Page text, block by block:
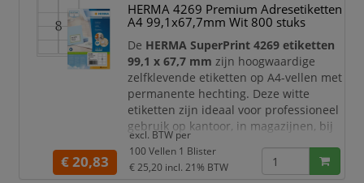
Dankzij het formaat van105 x 148 mm
bieden deze A6 etiketten veel ruimte
voor adressen, barcodes, ar
HERMA 4269 Premium Adresetiketten
A4 99,1x67,7mm Wit 800 stuks
De HERMA SuperPrint 4269 etiketten
99,1 x 67,7 mm zijn hoogwaardige
zelfklevende etiketten op A4-vellen met
permanente hechting. Deze witte
etiketten zijn ideaal voor professioneel
gebruik op kantoor, in magazijnen, bij
verzending, archivering, administratie
en productlabeling. Dankzij het ruime
formaat zijn ze zeer geschikt voor
€ 20,83
excl. BTW per
100 Vellen 1 Blister
€ 25,20 incl. 21% BTW